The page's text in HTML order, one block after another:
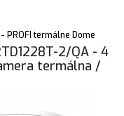
- PROFI termálne Dome
2/QA - 4
termálna /